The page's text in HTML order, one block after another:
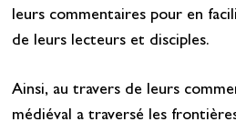
leurs commentaires pour en
de leurs lecteurs et disciples.
Ainsi, au travers de leurs
médiéval a traversé les